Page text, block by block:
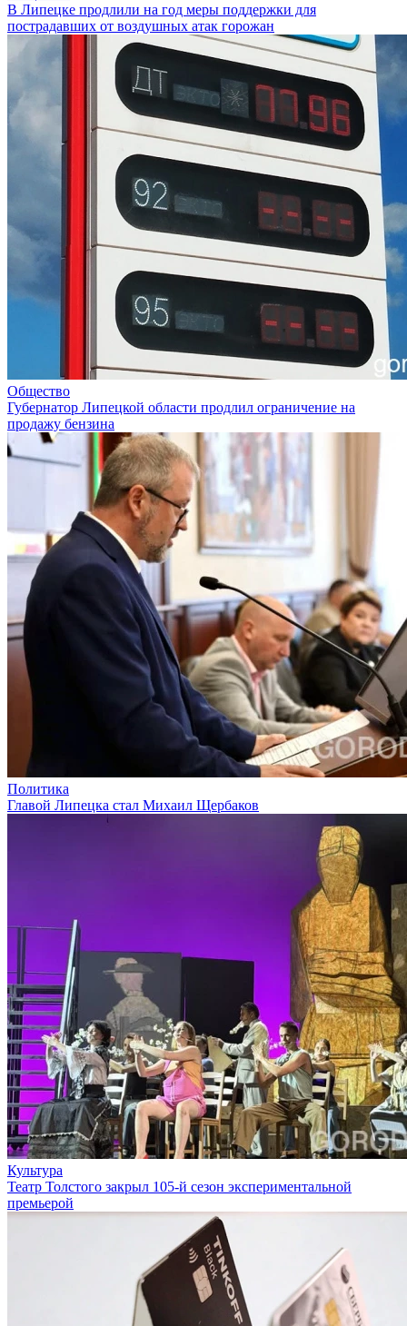
В Липецке продлили на год меры поддержки для
пострадавших от воздушных атак горожан
Общество
Губернатор Липецкой области продлил ограничение на
продажу бензина
Политика
Главой Липецка стал Михаил Щербаков
Культура
Театр Толстого закрыл 105-й сезон экспериментальной
премьерой